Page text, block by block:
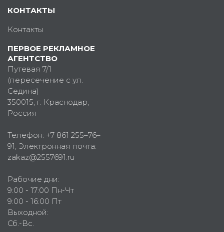
КОНТАКТЫ
Контакты
ПЕРВОЕ РЕКЛАМНОЕ
АГЕНТСТВО
Путевая 7/1
(пересечение с ул.
Седина)
350015, г. Краснодар,
Россия
Телефон: +7 861 255–76–
91, Электронная почта:
zakaz@2557691.ru
Рабочие дни:
9:00 - 17:00 Пн-Чт
9:00 - 16:00 Пт
Выходной:
Сб.-Вс.